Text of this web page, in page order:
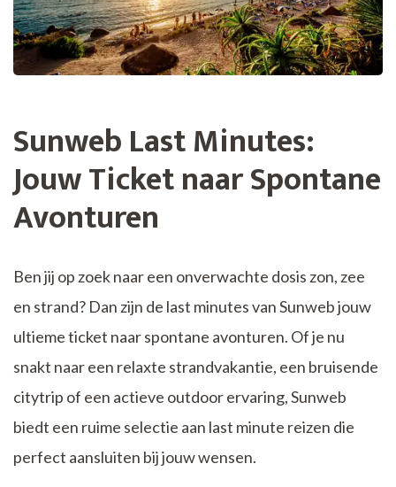
Sunweb Last Minutes:
Jouw Ticket naar Spontane
Avonturen
Ben jij op zoek naar een onverwachte dosis zon, zee
en strand? Dan zijn de last minutes van Sunweb jouw
ultieme ticket naar spontane avonturen. Of je nu
snakt naar een relaxte strandvakantie, een bruisende
citytrip of een actieve outdoor ervaring, Sunweb
biedt een ruime selectie aan last minute reizen die
perfect aansluiten bij jouw wensen.